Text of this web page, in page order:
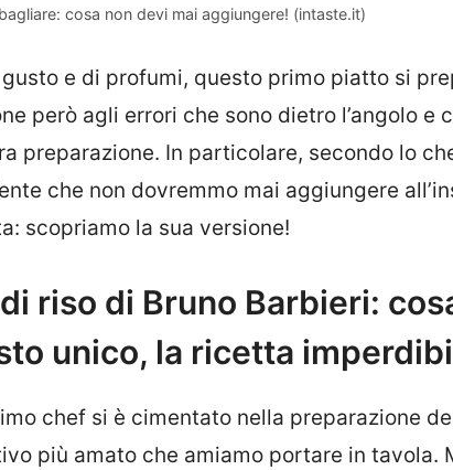
cosa non devi mai aggiungere! (intaste.it)
e di profumi, questo primo piatto si
però agli errori che sono dietro l’angolo e
preparazione. In particolare, secondo lo
che non dovremmo mai aggiungere
scopriamo la sua versione!
di riso di Bruno Barbieri:
unico, la ricetta
chef si è cimentato nella preparazione
più amato che amiamo portare in tavola.